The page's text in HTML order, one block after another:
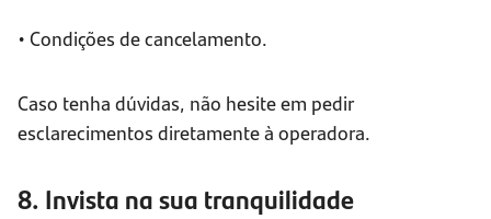
• Condições de cancelamento.
Caso tenha dúvidas, não hesite em pedir
esclarecimentos diretamente à operadora.
8. Invista na sua tranquilidade